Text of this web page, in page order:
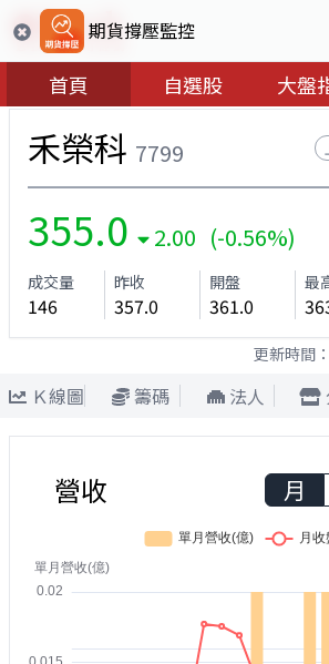
期貨撐壓監控
首頁 自選股 大盤
禾榮科 7799
355.0 2.00 (-0.56%)
成交量
146
昨收
357.0
開盤
361.0
最
更新時間：
Ｋ線圖 籌碼 法人
營收 月